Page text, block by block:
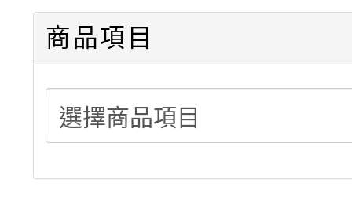
積層架販售(平台式料
中型料架販售
堆高機販售(全新/中古)
重型架販售可客製化
重型架租賃服務
商品項目